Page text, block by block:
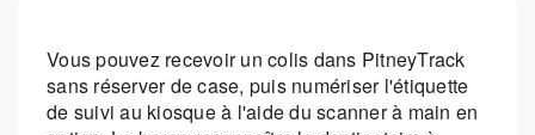
Vous pouvez recevoir un colis dans PitneyTrack
sans réserver de case, puis numériser l'étiquette
de suivi au kiosque à l'aide du scanner à main en